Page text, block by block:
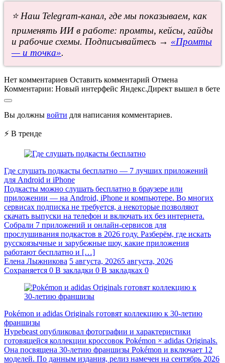
⭐ Наш Telegram-канал, где мы показываем, как
применять ИИ в работе: промты, кейсы, гайды
и рабочие схемы. Подписывайтесь → «Промты
— и точка».
Нет комментариев Оставить комментарий Отмена
Комментарии: Новый интерфейс Яндекс.Директ вышел в бете
Вы должны войти для написания комментариев.
⚡ В тренде
Где слушать подкасты бесплатно — 7 лучших приложений
для Android и iPhone
Подкасты можно слушать бесплатно в браузере или
приложении — на Android, iPhone и компьютере. Во многих
сервисах подписка не требуется, а некоторые позволяют
скачать выпуски на телефон и включать их без интернета.
Собрали 7 приложений и онлайн-сервисов для
прослушивания подкастов в 2026 году. Разберём, где искать
русскоязычные и зарубежные шоу, какие приложения
работают бесплатно и […]
Елена Лыжникова 5 августа, 20265 августа, 2026
Сохраняется 0 В закладки 0 В закладках 0
Pokémon и adidas Originals готовят коллекцию к 30-летию
франшизы
Hypebeast опубликовал фотографии и характеристики
готовящейся коллекции кроссовок Pokémon × adidas Originals.
Она посвящена 30-летию франшизы Pokémon и включает 12
моделей. По данным издания, релиз намечен на сентябрь 2026